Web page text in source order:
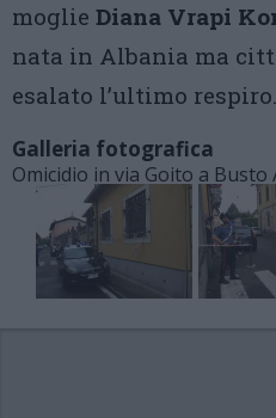
moglie Diana Vrapi
nata in Albania ma
esalato l’ultimo respiro.
Galleria fotografica
Omicidio in via Goito a Busto